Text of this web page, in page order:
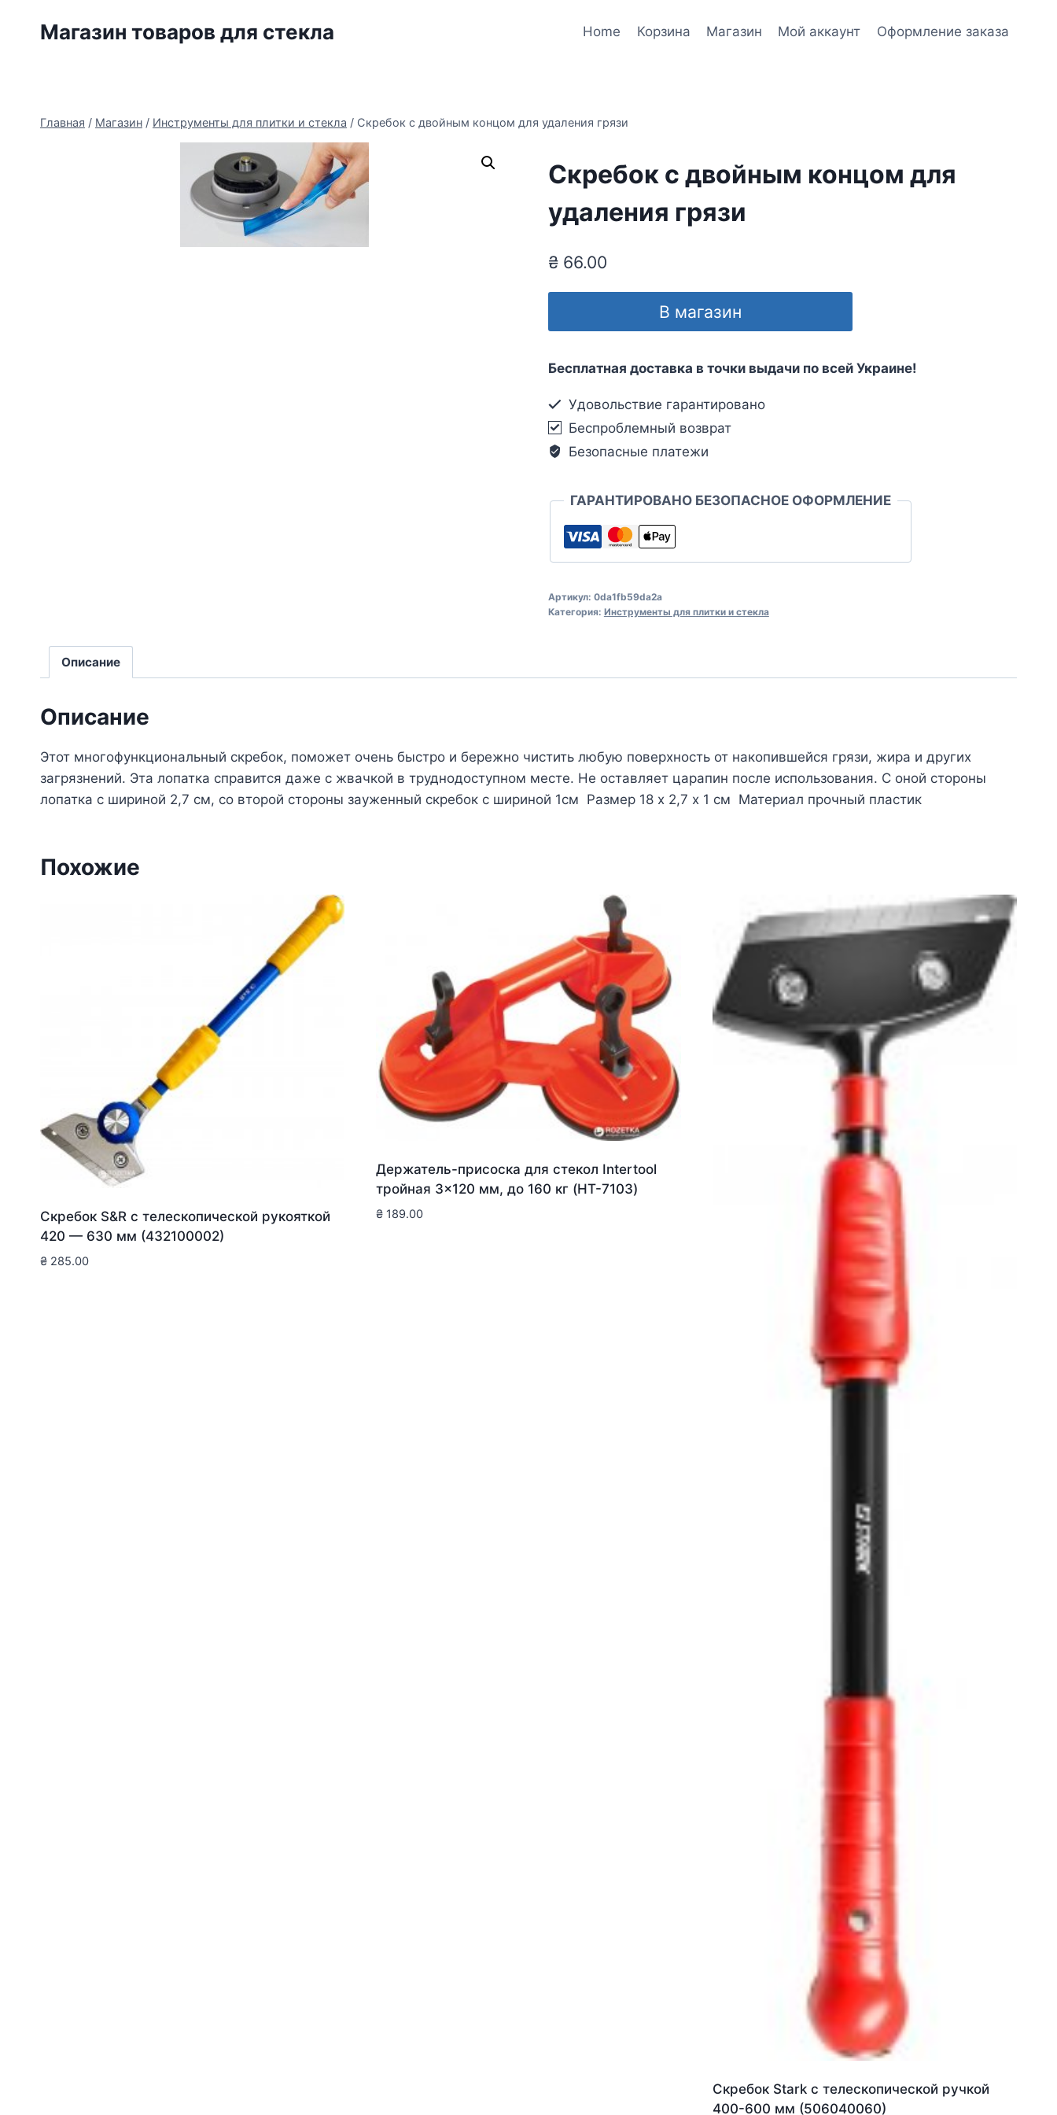
Магазин товаров для стекла Home Корзина Магазин Мой аккаунт Оформление заказа
Главная / Магазин / Инструменты для плитки и стекла / Скребок с двойным концом для удаления грязи
Скребок с двойным концом для
удаления грязи
₴66.00
В магазин
Бесплатная доставка в точки выдачи по всей Украине!
Удовольствие гарантировано
Беспроблемный возврат
Безопасные платежи
ГАРАНТИРОВАНО БЕЗОПАСНОЕ ОФОРМЛЕНИЕ
Артикул: 0da1fb59da2a
Категория: Инструменты для плитки и стекла
Описание
Описание
Этот многофункциональный скребок, поможет очень быстро и бережно чистить любую поверхность от накопившейся грязи, жира и других
загрязнений. Эта лопатка справится даже с жвачкой в труднодоступном месте. Не оставляет царапин после использования. С оной стороны
лопатка с шириной 2,7 см, со второй стороны зауженный скребок с шириной 1см Размер 18 х 2,7 х 1 см Материал прочный пластик
Похожие
Скребок S&R с телескопической рукояткой
420 — 630 мм (432100002)
₴ 285.00
Держатель-присоска для стекол Intertool
тройная 3×120 мм, до 160 кг (HT-7103)
₴ 189.00
Скребок Stark с телескопической ручкой
400-600 мм (506040060)